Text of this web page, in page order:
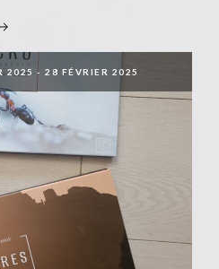
2025 -28 FÉVRIER 2025